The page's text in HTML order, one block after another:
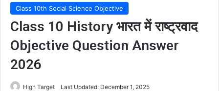
Class 10th Social Science Objective
Class 10 History भारत में राष्ट्रवाद
Objective Question Answer
2026
High Target Last Updated: December 1, 2025